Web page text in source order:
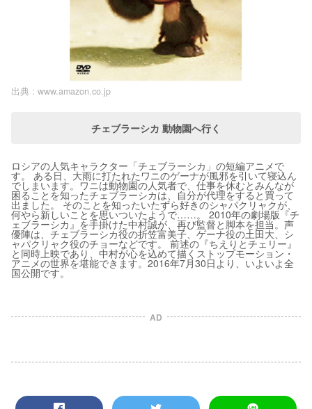
出典 : www.amazon.co.jp
チェブラーシカ 動物園へ行く
ロシアの人気キャラクター「チェブラーシカ」の短編アニメで
す。 ある日、大雨に打たれたワニのゲーナが風邪を引いて寝込ん
でしまいます。ワニは動物園の人気者で、仕事を休むとみんなが
困ることを知ったチェブラーシカは、自分が代理をすると買って
出ました。 そのことを知ったいたずら好きのシャパクリャクが、
何やら新しいことを思いついたようで……。 2010年の劇場版『チ
ェブラーシカ』を手掛けた中村誠が、再び監督と脚本を担当。声
優陣は、チェブラーシカ役の折笠富美子、ゲーナ役の土田大、シ
ャパクリャク役のチョーなどです。 前述の『ちえりとチェリー』
と同時上映であり、中村が心を込めて描くストップモーション・
アニメの世界を堪能できます。2016年7月30日より、いよいよ全
国公開です。
AD